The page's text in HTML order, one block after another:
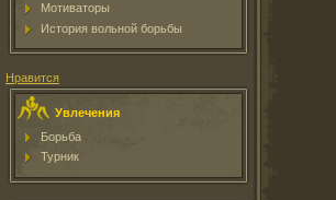
Мотиваторы
История вольной борьбы
Нравится
Увлечения
Борьба
Турник